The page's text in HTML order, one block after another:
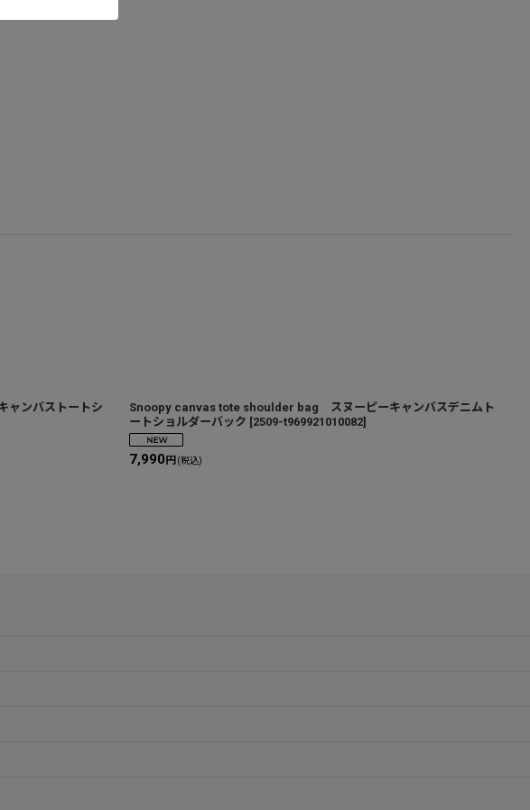
ンバストートシ
Snoopy canvas tote shoulder bag スヌーピーキャンバスデニムト
ートショルダーバック [2509-t969921010082]
7,990円(税込)